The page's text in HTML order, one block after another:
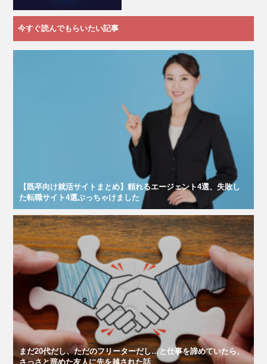
今すぐ読んでもらいたい記事
【既卒向け就活サイトまとめ】頼れるエージェント4選、失敗し
た転職サイト4選ぶっちゃけました
まだ20代だし、ただのフリーターだし…と仕事を諦めていたら、
さっさと辞めた友人に先を越された話